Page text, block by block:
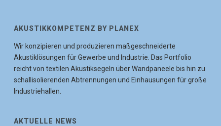
AKUSTIKKOMPETENZ BY PLANEX
Wir konzipieren und produzieren maßgeschneiderte
Akustiklösungen für Gewerbe und Industrie. Das Portfolio
reicht von textilen Akustiksegeln über Wandpaneele bis hin zu
schallisolierenden Abtrennungen und Einhausungen für große
Industriehallen.
AKTUELLE NEWS